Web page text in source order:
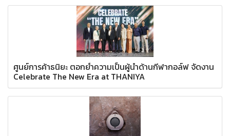
ศูนย์การค้าธนิยะ ตอกย้ำความเป็นผู้นำด้านกีฬากอล์ฟ จัดงาน
Celebrate The New Era at THANIYA